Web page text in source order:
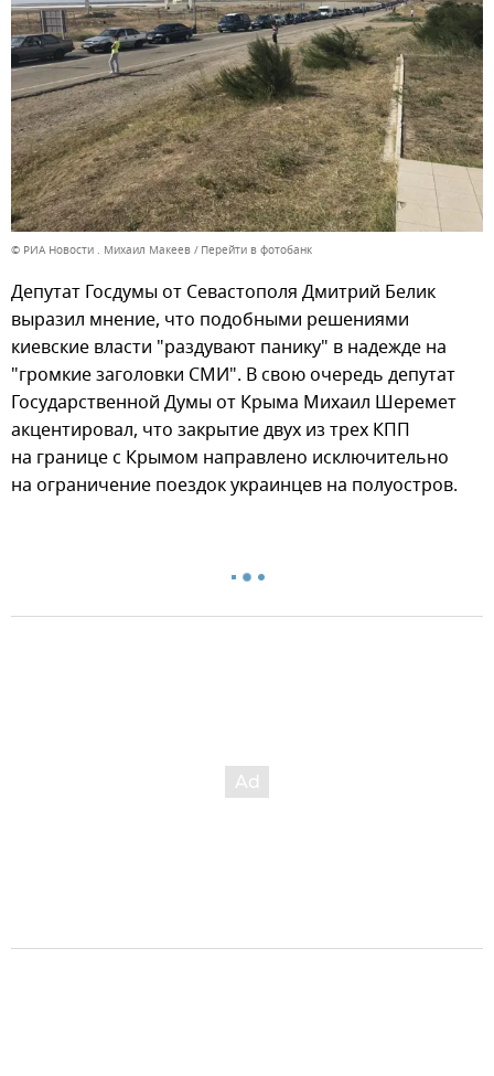
© РИА Новости . Михаил Макеев Перейти в фотобанк
Депутат Госдумы от Севастополя Дмитрий Белик
выразил мнение, что подобными решениями
киевские власти "раздувают панику" в надежде на
"громкие заголовки СМИ". В свою очередь депутат
Государственной Думы от Крыма Михаил Шеремет
акцентировал, что закрытие двух из трех КПП
на границе с Крымом направлено исключительно
на ограничение поездок украинцев на полуостров.